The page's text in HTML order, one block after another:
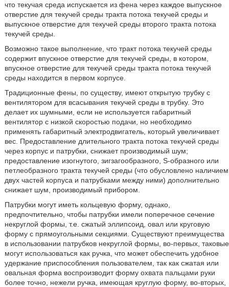
что текучая среда испускается из фена через каждое выпускное
отверстие для текучей среды тракта потока текучей среды и
выпускное отверстие для текучей среды второго тракта потока
текучей среды.
Возможно такое выполнение, что тракт потока текучей среды
содержит впускное отверстие для текучей среды, в котором,
впускное отверстие для текучей среды тракта потока текучей
среды находится в первом корпусе.
Традиционные фены, по существу, имеют открытую трубку с
вентилятором для всасывания текучей среды в трубку. Это
делает их шумными, если не используется габаритный
вентилятор с низкой скоростью подачи, но необходимо
применять габаритный электродвигатель, который увеличивает
вес. Предоставление длительного тракта потока текучей среды
через корпус и патрубки, снижает производимый шум;
предоставление изогнутого, зигзагообразного, S-образного или
петлеобразного тракта текучей среды (что обусловлено наличием
двух частей корпуса и патрубками между ними) дополнительно
снижает шум, производимый прибором.
Патрубки могут иметь кольцевую форму, однако,
предпочтительно, чтобы патрубки имели поперечное сечение
некруглой формы, т.е. сжатый эллипсоид, овал или круговую
форму с прямоугольными секциями. Существуют преимущества
в использовании патрубков некруглой формы, во-первых, таковые
могут использоваться как ручка, что может обеспечить удобное
удержание приспособления пользователем, так как сжатая или
овальная форма воспроизводит форму охвата пальцами руки
более точно, нежели ручка, имеющая круглую форму, во-вторых,